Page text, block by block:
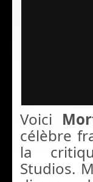
Voici
célèbre
la
Studios.